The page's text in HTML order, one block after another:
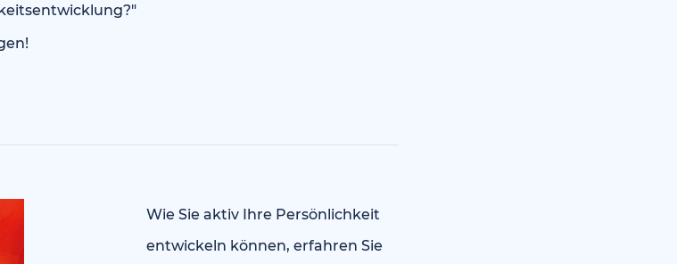
Wie Sie aktiv Ihre Persönlichkeit
entwickeln können, erfahren Sie